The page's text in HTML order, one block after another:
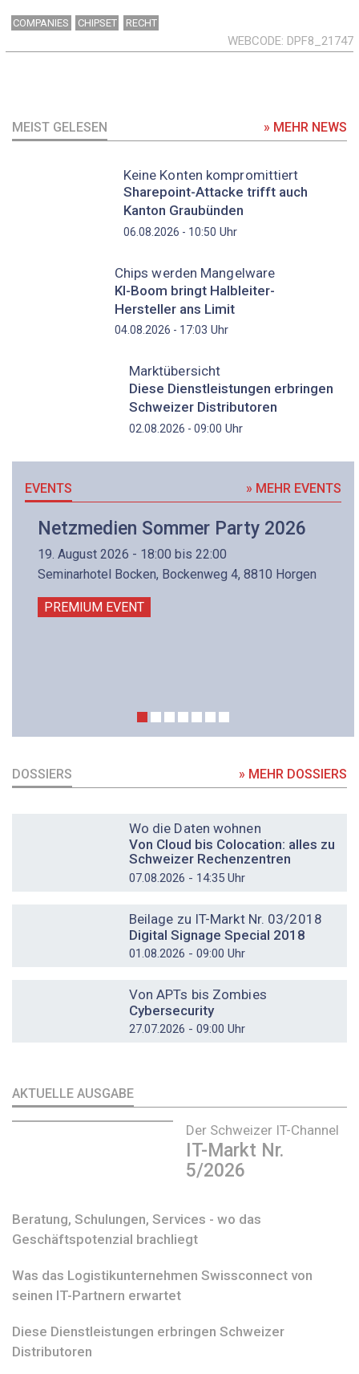
COMPANIES CHIPSET RECHT
WEBCODE DPF8_21747
MEIST GELESEN » MEHR NEWS
Keine Konten kompromittiert
Sharepoint-Attacke trifft auch
Kanton Graubünden
06.08.2026 - 10:50 Uhr
Chips werden Mangelware
KI-Boom bringt Halbleiter-
Hersteller ans Limit
04.08.2026 - 17:03 Uhr
Marktübersicht
Diese Dienstleistungen erbringen
Schweizer Distributoren
02.08.2026 - 09:00 Uhr
EVENTS » MEHR EVENTS
Netzmedien Sommer Party 2026
19. August 2026 - 18:00 bis 22:00
Seminarhotel Bocken, Bockenweg 4, 8810 Horgen
PREMIUM EVENT
DOSSIERS » MEHR DOSSIERS
Wo die Daten wohnen
Von Cloud bis Colocation: alles zu
Schweizer Rechenzentren
07.08.2026 - 14:35 Uhr
Beilage zu IT-Markt Nr. 03/2018
Digital Signage Special 2018
01.08.2026 - 09:00 Uhr
Von APTs bis Zombies
Cybersecurity
27.07.2026 - 09:00 Uhr
AKTUELLE AUSGABE
Der Schweizer IT-Channel
IT-Markt Nr.
5/2026
Beratung, Schulungen, Services - wo das
Geschäftspotenzial brachliegt
Was das Logistikunternehmen Swissconnect von
seinen IT-Partnern erwartet
Diese Dienstleistungen erbringen Schweizer
Distributoren